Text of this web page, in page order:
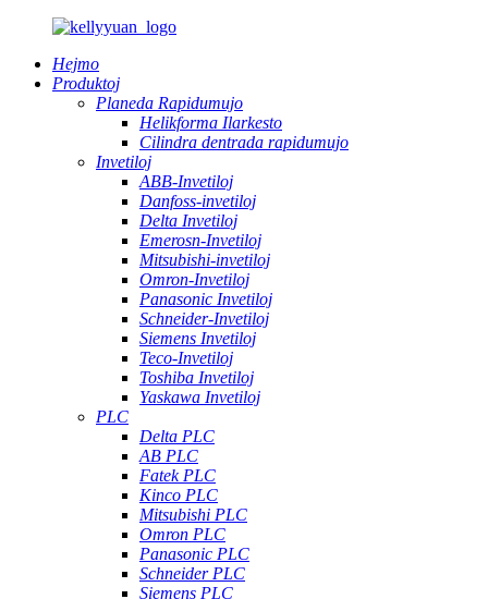
Hejmo
Produktoj
Planeda Rapidumujo
Helikforma Ilarkesto
Cilindra dentrada rapidumujo
Invetiloj
ABB-Invetiloj
Danfoss-invetiloj
Delta Invetiloj
Emerosn-Invetiloj
Mitsubishi-invetiloj
Omron-Invetiloj
Panasonic Invetiloj
Schneider-Invetiloj
Siemens Invetiloj
Teco-Invetiloj
Toshiba Invetiloj
Yaskawa Invetiloj
PLC
Delta PLC
AB PLC
Fatek PLC
Kinco PLC
Mitsubishi PLC
Omron PLC
Panasonic PLC
Schneider PLC
Siemens PLC